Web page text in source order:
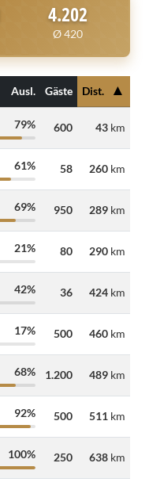
4.202
Ø 420
Ausl. Gäste Dist. ▲
79% 600 43 km
61% 58 260 km
69% 950 289 km
21% 80 290 km
42% 36 424 km
17% 500 460 km
68% 1.200 489 km
92% 500 511 km
100% 250 638 km